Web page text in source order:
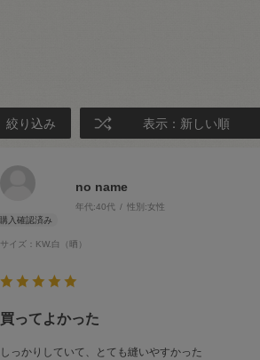
絞り込み 表示：新しい順
no name
年代:40代 性別:女性
サイズ：KW.白（晒）
買ってよかった
しっかりしていて、とても縫いやすかった